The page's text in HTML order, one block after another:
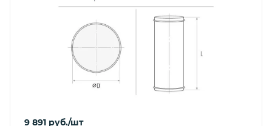
9 891 руб./шт